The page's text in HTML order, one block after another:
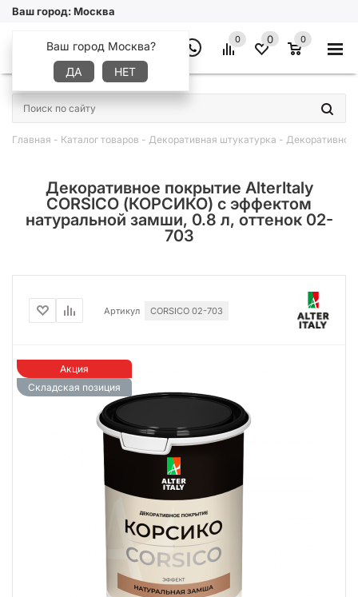
Ваш город:Москва
Ваш город Москва?
ДА
НЕТ
0 0 0
×
Главная - Каталог товаров - Декоративная штукатурка -
Декоративное покрытие AlterItaly
CORSICO (КОРСИКО) с эффектом
натуральной замши, 0.8 л, оттенок 02-
703
Акция
Складская позиция
Артикул CORSICO 02-703